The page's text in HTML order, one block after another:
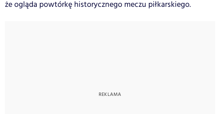
że ogląda powtórkę historycznego meczu piłkarskiego.